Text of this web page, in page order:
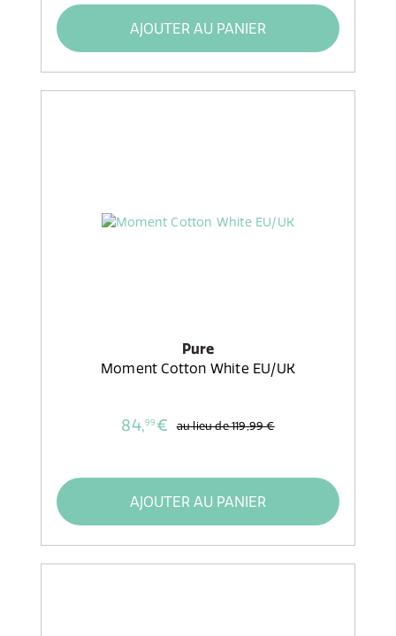
AJOUTER AU PANIER
Pure
Moment Cotton White EU/UK
84,99 € au lieu de119,99 €
AJOUTER AU PANIER